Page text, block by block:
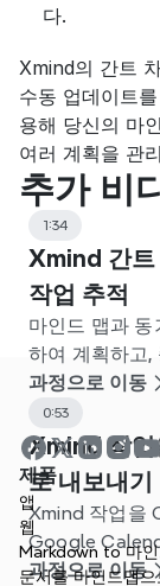
다.
Xmind의 간트
수동 업데이트
용해 당신의 마
여러 계획을 관
추가 비
1:34
Xmind 간트
작업 추적
마인드 맵과
하여 계획하고,
를 추적하세요.
과정으로 이동
0:53
Xmind 작
로 내보내기
Xmind 작업을
Google
소화하는 방법
과정으로 이동
제품
앱
웹
Markdown to 마
문서를 마인드맵